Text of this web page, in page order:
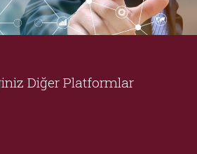
Diğer Platformlar